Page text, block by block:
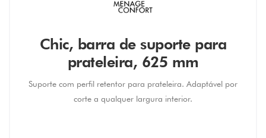
Chic, barra de suporte para
prateleira, 625 mm
Suporte com perfil retentor para prateleira. Adaptável por
corte a qualquer largura interior.